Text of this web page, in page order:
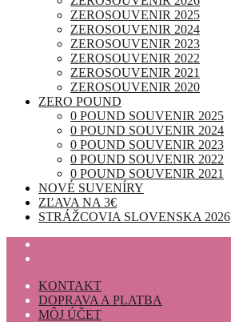
ZEROSOUVENIR 2025
ZEROSOUVENIR 2024
ZEROSOUVENIR 2023
ZEROSOUVENIR 2022
ZEROSOUVENIR 2021
ZEROSOUVENIR 2020
ZERO POUND
0 POUND SOUVENIR 2025
0 POUND SOUVENIR 2024
0 POUND SOUVENIR 2023
0 POUND SOUVENIR 2022
0 POUND SOUVENIR 2021
NOVÉ SUVENÍRY
ZĽAVA NA 3€
STRÁŽCOVIA SLOVENSKA 2026
KONTAKT
DOPRAVA A PLATBA
MÔJ ÚČET